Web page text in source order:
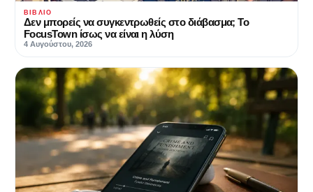
ΒΙΒΛΊΟ
Δεν μπορείς να συγκεντρωθείς στο διάβασμα; Το
FocusTown ίσως να είναι η λύση
4 Αυγούστου, 2026